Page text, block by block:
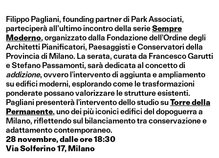
Filippo Pagliani, founding partner di Park Associati,
parteciperà all’ultimo incontro della serieSempre
Moderno, organizzato dalla Fondazione dell'Ordine degli
Architetti Pianificatori, Paesaggisti e Conservatori della
Provincia di Milano. La serata, curata da Francesco Garutti
e Stefano Passamonti, sarà dedicata al concetto di
addizione, ovvero l'intervento di aggiunta e ampliamento
su edifici moderni, esplorando come le trasformazioni
ponderate possano valorizzare le strutture esistenti.
Pagliani presenterà l'intervento dello studio suTorre della
Permanente, uno dei più iconici edifici del dopoguerra a
Milano, riflettendo sul bilanciamento tra conservazione e
adattamento contemporaneo.
28 novembre, dalle ore 18:30
Via Solferino 17, Milano